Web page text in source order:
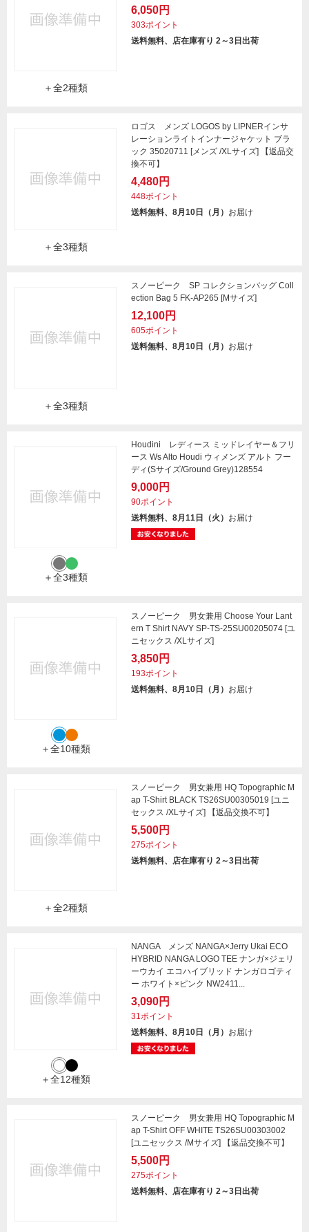
＋全2種類
6,050円
303ポイント
送料無料、店在庫有り 2～3日出荷
＋全3種類
ロゴス メンズ LOGOS by LIPNERインサ
レーションライトインナージャケット ブラ
ック 35020711 [メンズ /XLサイズ] 【返品交
換不可】
4,480円
448ポイント
送料無料、8月10日（月） お届け
＋全3種類
スノーピーク SP コレクションバッグ Coll
ection Bag 5 FK-AP265 [Mサイズ]
12,100円
605ポイント
送料無料、8月10日（月） お届け
＋全3種類
Houdini レディース ミッドレイヤー＆フリ
ース Ws Alto Houdi ウィメンズ アルト フー
ディ(Sサイズ/Ground Grey)128554
9,000円
90ポイント
送料無料、8月11日（火） お届け
＋全10種類
スノーピーク 男女兼用 Choose Your Lant
ern T Shirt NAVY SP-TS-25SU00205074 [ユ
ニセックス /XLサイズ]
3,850円
193ポイント
送料無料、8月10日（月） お届け
＋全2種類
スノーピーク 男女兼用 HQ Topographic M
ap T-Shirt BLACK TS26SU00305019 [ユニ
セックス /XLサイズ] 【返品交換不可】
5,500円
275ポイント
送料無料、店在庫有り 2～3日出荷
＋全12種類
NANGA メンズ NANGA×Jerry Ukai ECO
HYBRID NANGA LOGO TEE ナンガ×ジェリ
ーウカイ エコハイブリッド ナンガロゴティ
ー ホワイト×ピンク NW2411...
3,090円
31ポイント
送料無料、8月10日（月） お届け
スノーピーク 男女兼用 HQ Topographic M
ap T-Shirt OFF WHITE TS26SU00303002
[ユニセックス /Mサイズ] 【返品交換不可】
5,500円
275ポイント
送料無料、店在庫有り 2～3日出荷